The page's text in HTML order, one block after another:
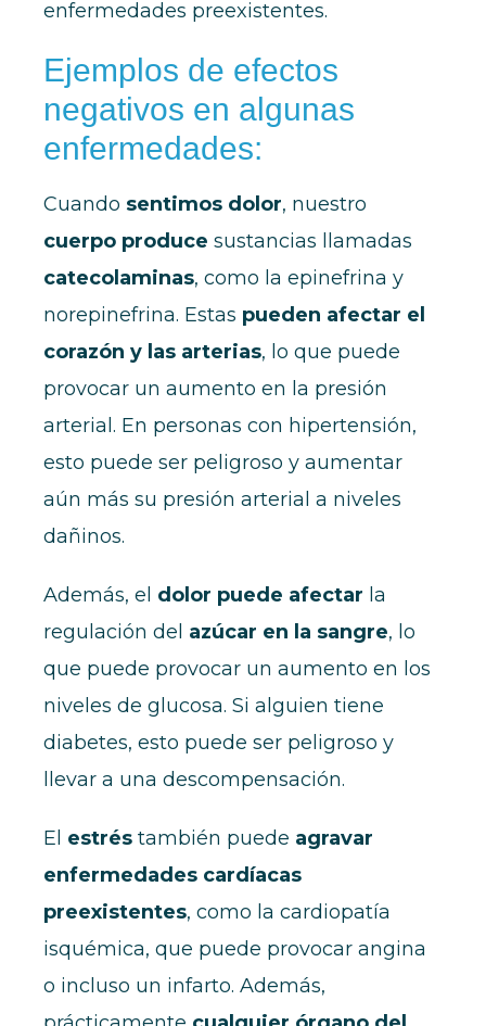
enfermedades preexistentes.
Ejemplos de efectos
negativos en algunas
enfermedades:
Cuando sentimos dolor, nuestro
cuerpo produce sustancias llamadas
catecolaminas, como la epinefrina y
norepinefrina. Estas pueden afectar el
corazón y las arterias, lo que puede
provocar un aumento en la presión
arterial. En personas con hipertensión,
esto puede ser peligroso y aumentar
aún más su presión arterial a niveles
dañinos.
Además, el dolor puede afectar la
regulación del azúcar en la sangre, lo
que puede provocar un aumento en los
niveles de glucosa. Si alguien tiene
diabetes, esto puede ser peligroso y
llevar a una descompensación.
El estrés también puede agravar
enfermedades cardíacas
preexistentes, como la cardiopatía
isquémica, que puede provocar angina
o incluso un infarto. Además,